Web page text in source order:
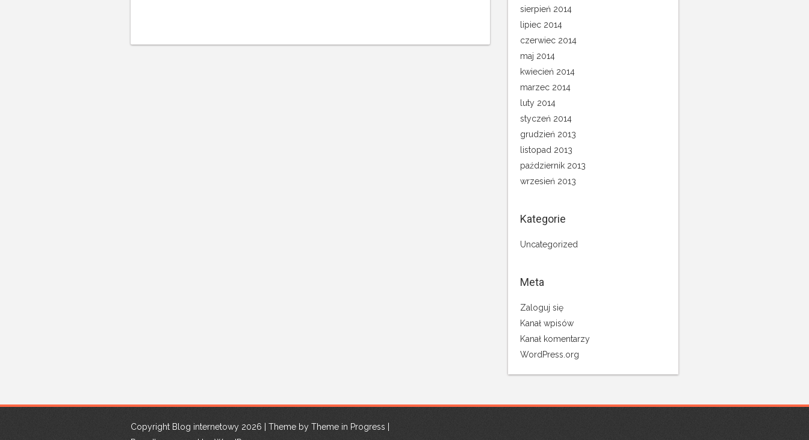
sierpień 2014
lipiec 2014
czerwiec 2014
maj 2014
kwiecień 2014
marzec 2014
luty 2014
styczeń 2014
grudzień 2013
listopad 2013
październik 2013
wrzesień 2013
Kategorie
Uncategorized
Meta
Zaloguj się
Kanał wpisów
Kanał komentarzy
WordPress.org
Copyright Blog internetowy 2026 | Theme by Theme in Progress